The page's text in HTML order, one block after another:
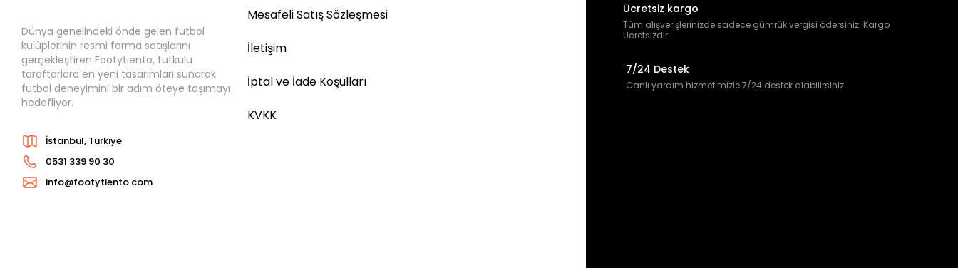
Dünya genelindeki önde gelen futbol
kulüplerinin resmi forma satışlarını
gerçekleştiren Footytiento, tutkulu
taraftarlara en yeni tasarımları sunarak
futbol deneyimini bir adım öteye taşımayı
hedefliyor.
İstanbul, Türkiye
0531 339 90 30
info@footytiento.com
Mesafeli Satış Sözleşmesi
İletişim
İptal ve İade Koşulları
KVKK
Ücretsiz kargo
Tüm alışverişlerinizde sadece gümrük vergisi ödersiniz. Kargo
Ücretsizdir.
7/24 Destek
Canlı yardım hizmetimizle 7/24 destek alabilirsiniz.